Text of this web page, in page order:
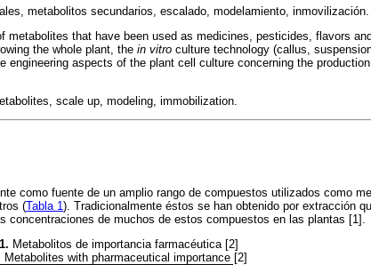
metabolitos secundarios, escalado, modelamiento, inmovilización.
metabolites that have been used as medicines, pesticides, flavors
the whole plant, the in vitro culture technology (callus,
engineering aspects of the plant cell culture concerning the
scale up, modeling, immobilization.
como fuente de un amplio rango de compuestos utilizados como
(Tabla 1). Tradicionalmente éstos se han obtenido por extracción
concentraciones de muchos de estos compuestos en las plantas [1].
Metabolitos de importancia farmacéutica [2]
Metabolites with pharmaceutical importance [2]